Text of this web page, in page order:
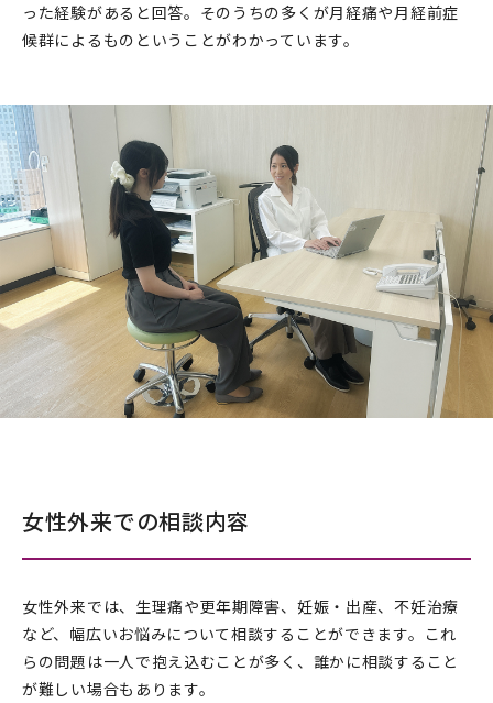
った経験があると回答。そのうちの多くが月経痛や月経前症
候群によるものということがわかっています。
女性外来での相談内容
女性外来では、生理痛や更年期障害、妊娠・出産、不妊治療
など、幅広いお悩みについて相談することができます。これ
らの問題は一人で抱え込むことが多く、誰かに相談すること
が難しい場合もあります。